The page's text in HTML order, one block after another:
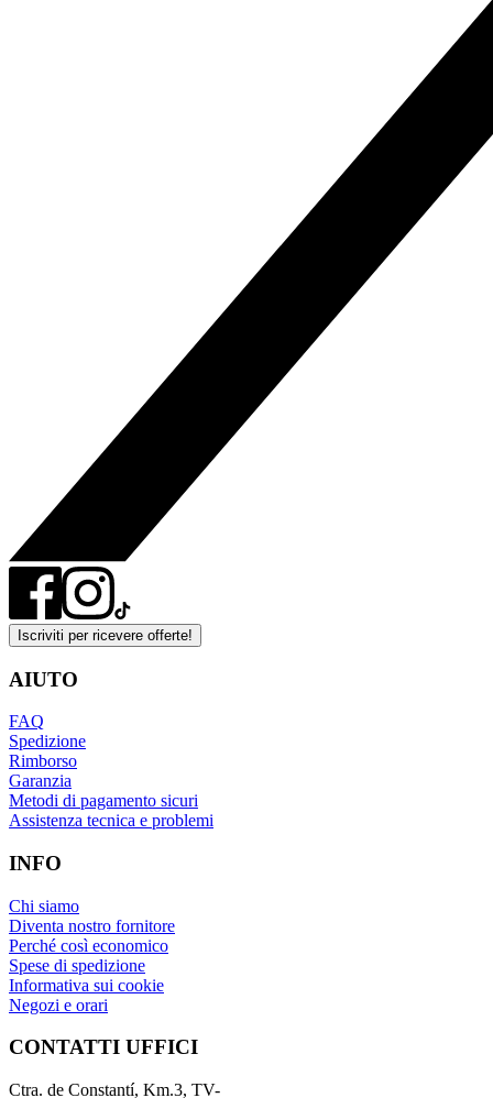
Iscriviti per ricevere offerte!
AIUTO
FAQ
Spedizione
Rimborso
Garanzia
Metodi di pagamento sicuri
Assistenza tecnica e problemi
INFO
Chi siamo
Diventa nostro fornitore
Perché così economico
Spese di spedizione
Informativa sui cookie
Negozi e orari
CONTATTI UFFICI
Ctra. de Constantí, Km.3, TV-